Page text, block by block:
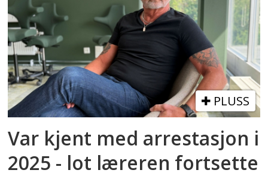
PLUSS
Var kjent med arrestasjon i
2025 - lot læreren fortsette